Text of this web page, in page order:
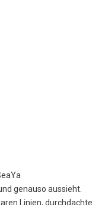
genauso aussieht.
Linien, durchdachte